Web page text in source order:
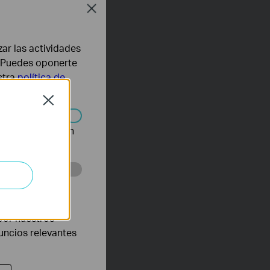
Close
las actividades
oponerte
política de
en
con el fin de
nuestros
relevantes
Close